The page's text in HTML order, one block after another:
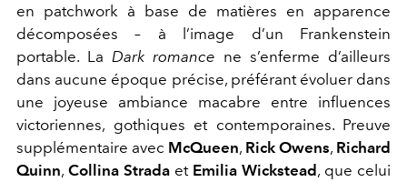
en patchwork à base de matières en apparence
décomposées – à l’image d’un Frankenstein
portable. La Dark romance ne s’enferme d’ailleurs
dans aucune époque précise, préférant évoluer dans
une joyeuse ambiance macabre entre influences
victoriennes, gothiques et contemporaines. Preuve
supplémentaire avec McQueen, Rick Owens, Richard
Quinn, Collina Strada et Emilia Wickstead, que celui